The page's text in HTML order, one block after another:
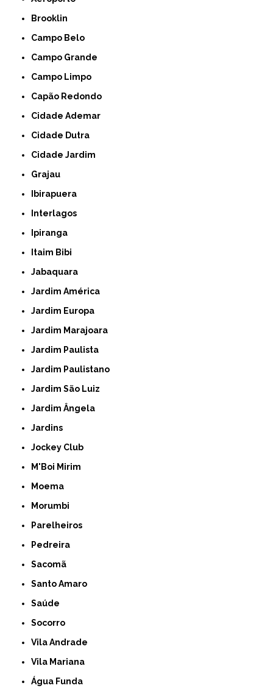
Brooklin
Campo Belo
Campo Grande
Campo Limpo
Capão Redondo
Cidade Ademar
Cidade Dutra
Cidade Jardim
Grajau
Ibirapuera
Interlagos
Ipiranga
Itaim Bibi
Jabaquara
Jardim América
Jardim Europa
Jardim Marajoara
Jardim Paulista
Jardim Paulistano
Jardim São Luiz
Jardim Ângela
Jardins
Jockey Club
M'Boi Mirim
Moema
Morumbi
Parelheiros
Pedreira
Sacomã
Santo Amaro
Saúde
Socorro
Vila Andrade
Vila Mariana
Água Funda